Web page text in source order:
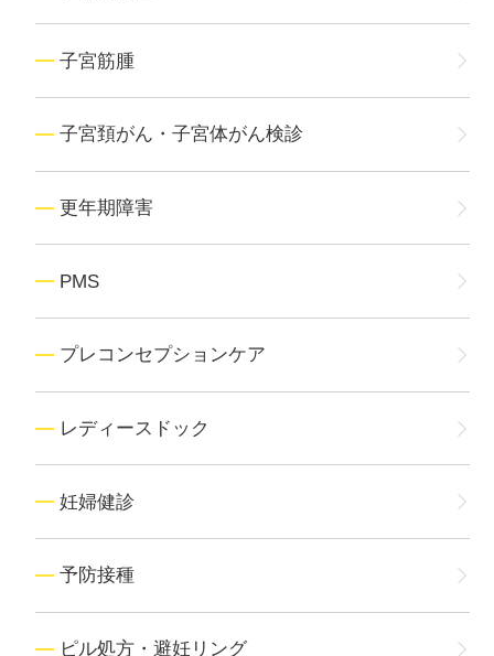
子宮筋腫
子宮頚がん・子宮体がん検診
更年期障害
PMS
プレコンセプションケア
レディースドック
妊婦健診
予防接種
ピル処方・避妊リング